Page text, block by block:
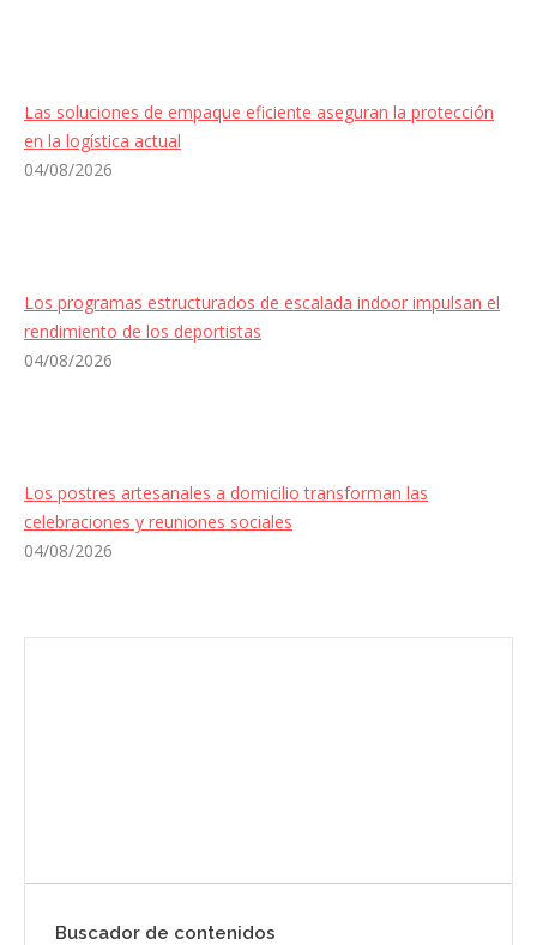
Las soluciones de empaque eficiente aseguran la protección
en la logística actual
04/08/2026
Los programas estructurados de escalada indoor impulsan el
rendimiento de los deportistas
04/08/2026
Los postres artesanales a domicilio transforman las
celebraciones y reuniones sociales
04/08/2026
Buscador de contenidos